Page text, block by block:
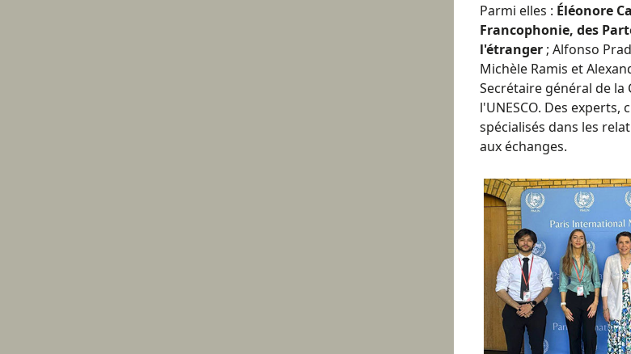
Parmi elles : Éléonore
Francophonie, des
l'étranger ; Alfonso
Michèle Ramis et
Secrétaire général de
l'UNESCO. Des
spécialisés dans les
aux échanges.